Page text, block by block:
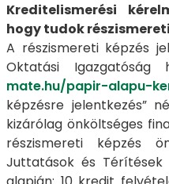
Kreditelismerési
hogy tudok
A részismereti képzés
Oktatási Igazgatóság
mate.hu/papir-alapu-
képzésre jelentkezés”
kizárólag önköltséges
részismereti képzés
Juttatások és Térítések